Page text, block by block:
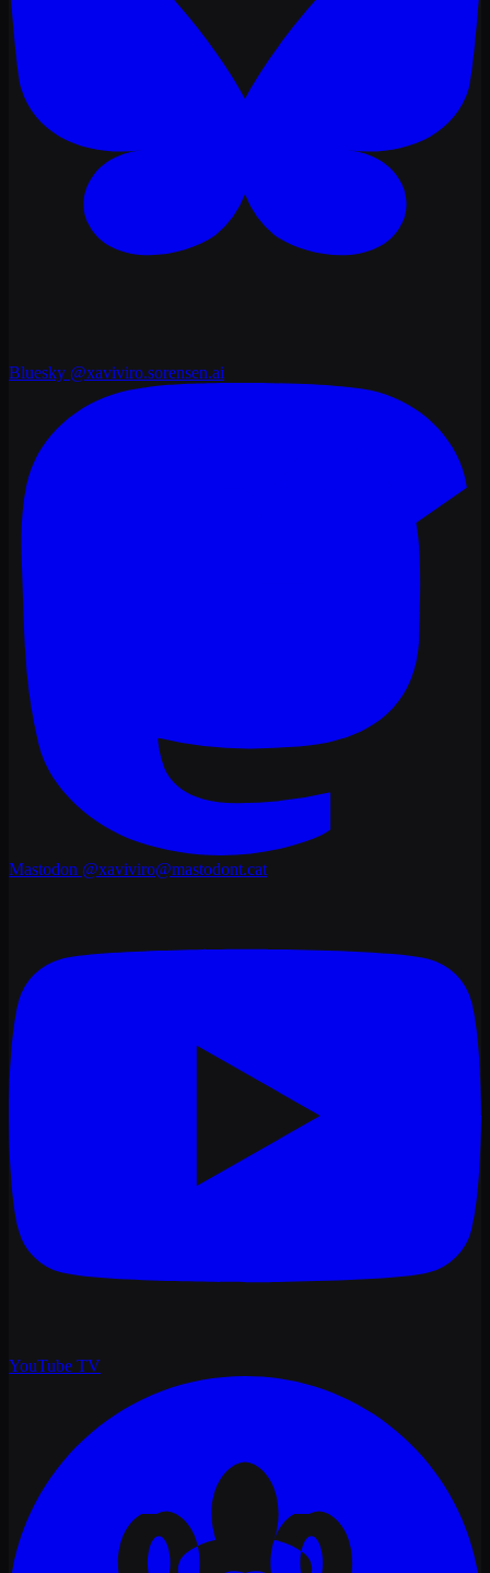
Bluesky @xaviviro.sorensen.ai
Mastodon @xaviviro@mastodont.cat
YouTube TV